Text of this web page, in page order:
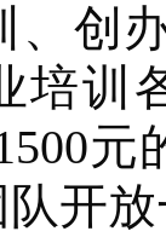
、创
培训
开